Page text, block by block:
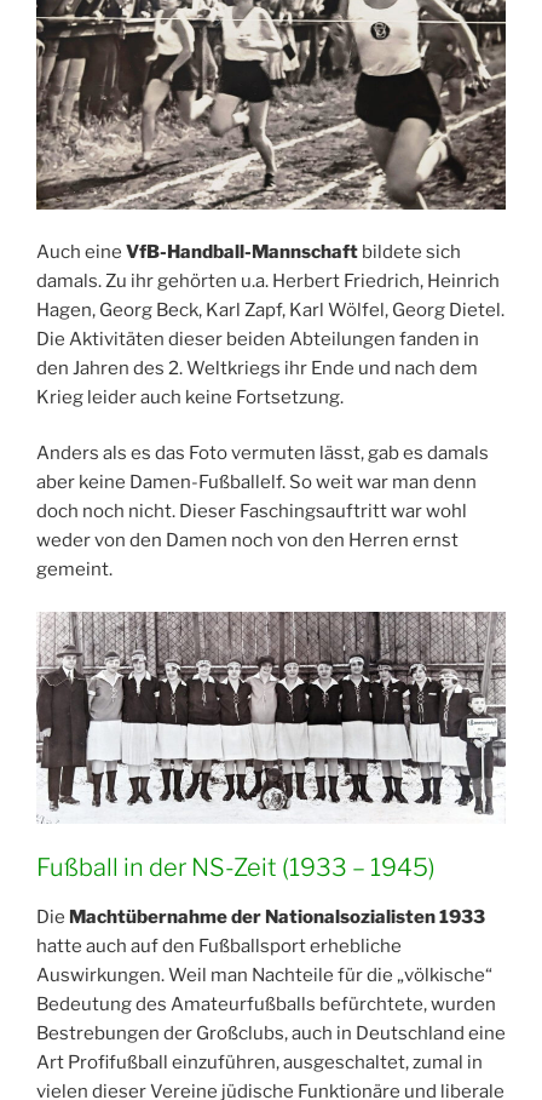
Auch eine VfB-Handball-Mannschaft bildete sich
damals. Zu ihr gehörten u.a. Herbert Friedrich, Heinrich
Hagen, Georg Beck, Karl Zapf, Karl Wölfel, Georg Dietel.
Die Aktivitäten dieser beiden Abteilungen fanden in
den Jahren des 2. Weltkriegs ihr Ende und nach dem
Krieg leider auch keine Fortsetzung.
Anders als es das Foto vermuten lässt, gab es damals
aber keine Damen-Fußballelf. So weit war man denn
doch noch nicht. Dieser Faschingsauftritt war wohl
weder von den Damen noch von den Herren ernst
gemeint.
Fußball in der NS-Zeit (1933 – 1945)
Die Machtübernahme der Nationalsozialisten 1933
hatte auch auf den Fußballsport erhebliche
Auswirkungen. Weil man Nachteile für die „völkische“
Bedeutung des Amateurfußballs befürchtete, wurden
Bestrebungen der Großclubs, auch in Deutschland eine
Art Profifußball einzuführen, ausgeschaltet, zumal in
vielen dieser Vereine jüdische Funktionäre und liberale